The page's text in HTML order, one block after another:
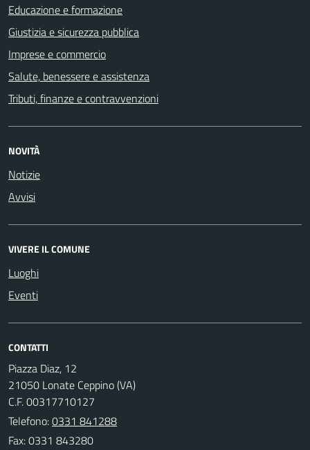
Educazione e formazione
Giustizia e sicurezza pubblica
Imprese e commercio
Salute, benessere e assistenza
Tributi, finanze e contravvenzioni
NOVITÀ
Notizie
Avvisi
VIVERE IL COMUNE
Luoghi
Eventi
CONTATTI
Piazza Diaz, 12
21050 Lonate Ceppino (VA)
C.F. 00317710127
Telefono:0331 841288
Fax: 0331 843280